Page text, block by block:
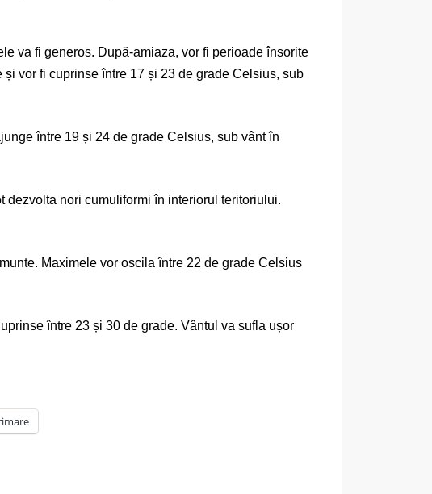
va fi generos. După-amiaza, vor fi perioade însorite
vor fi cuprinse între 17 și 23 de grade Celsius, sub
între 19 și 24 de grade Celsius, sub vânt în
dezvolta nori cumuliformi în interiorul teritoriului.
Maximele vor oscila între 22 de grade Celsius
între 23 și 30 de grade. Vântul va sufla ușor